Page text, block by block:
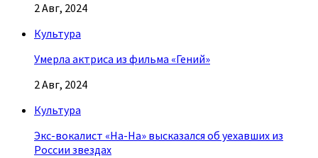
2 Авг, 2024
Культура
Умерла актриса из фильма «Гений»
2 Авг, 2024
Культура
Экс-вокалист «На-На» высказался об уехавших из
России звездах